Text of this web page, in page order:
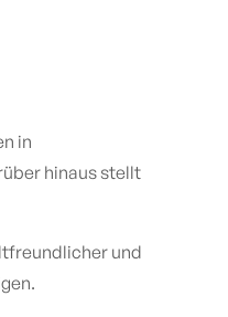
in
hinaus stellt
und